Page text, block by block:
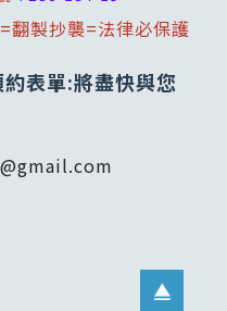
翻製抄襲=法律必保護
表單:將盡快與您